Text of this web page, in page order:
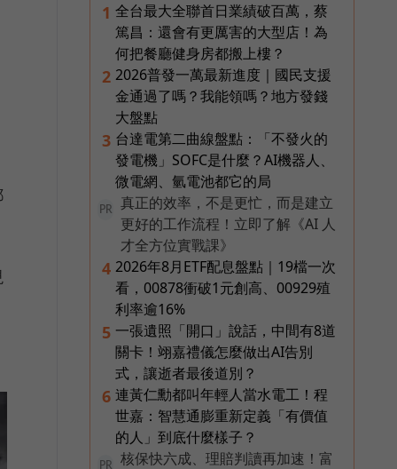
1 全台最大全聯首日業績破百萬，蔡
篤昌：還會有更厲害的大型店！為
何把餐廳健身房都搬上樓？
2 2026普發一萬最新進度｜國民支援
金通過了嗎？我能領嗎？地方發錢
大盤點
3 台達電第二曲線盤點：「不發火的
發電機」SOFC是什麼？AI機器人、
微電網、氫電池都它的局
PR
真正的效率，不是更忙，而是建立
更好的工作流程！立即了解《AI 人
才全方位實戰課》
4 2026年8月ETF配息盤點｜19檔一次
看，00878衝破1元創高、00929殖
利率逾16%
5 一張遺照「開口」說話，中間有8道
關卡！翊嘉禮儀怎麼做出AI告別
式，讓逝者最後道別？
6 連黃仁勳都叫年輕人當水電工！程
世嘉：智慧通膨重新定義「有價值
的人」到底什麼樣子？
PR 核保快六成、理賠判讀再加速！富